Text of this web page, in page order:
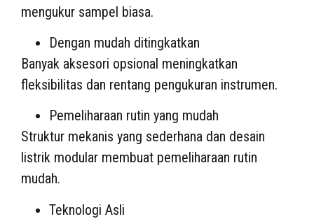
mengukur sampel biasa.
Dengan mudah ditingkatkan
Banyak aksesori opsional meningkatkan
fleksibilitas dan rentang pengukuran instrumen.
Pemeliharaan rutin yang mudah
Struktur mekanis yang sederhana dan desain
listrik modular membuat pemeliharaan rutin
mudah.
Teknologi Asli